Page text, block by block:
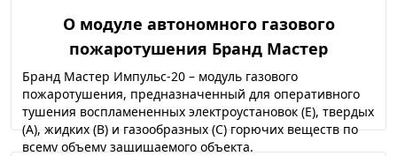
О модуле автономного газового
пожаротушения Бранд Мастер
Импульс-20
Бранд Мастер Импульс-20 – модуль газового
пожаротушения, предназначенный для оперативного
тушения воспламененных электроустановок (Е), твердых
(А), жидких (В) и газообразных (С) горючих веществ по
всему объему защищаемого объекта.